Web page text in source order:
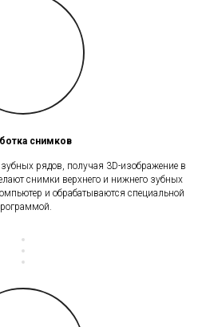
снимков
рядов, получая 3D-изображение в
снимки верхнего и нижнего зубных
и обрабатываются специальной